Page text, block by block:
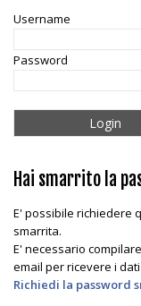
Username
Password
Hai smarrito la
E' possibile richiedere
smarrita.
E' necessario
email per ricevere i
Richiedi la password